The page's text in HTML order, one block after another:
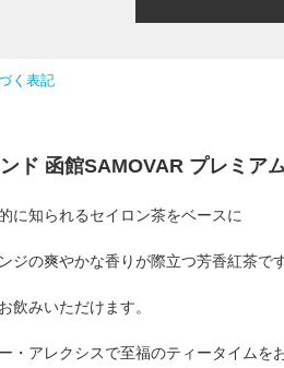
く表記
ド 函館SAMOVAR プレミア
に知られるセイロン茶をベースに
ジの爽やかな香りが際立つ芳香紅茶です
飲みいただけます。
・アレクシスで至福のティータイムを